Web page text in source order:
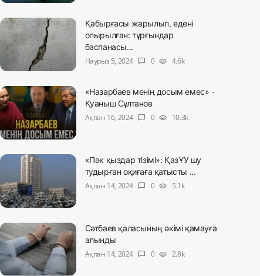
Қабырғасы жарылып, едені
опырылған: тұрғындар
баспанасы...
Наурыз 5, 2024
chat_bubble 0 visibility 4.6k
«Назарбаев менің досым емес» -
Қуаныш Сұлтанов
Ақпан 16, 2024
chat_bubble 0 visibility 10.3k
«Пәк қыздар тізімі»: ҚазҰУ шу
тудырған оқиғаға қатысты ...
Ақпан 14, 2024
chat_bubble 0 visibility 5.1k
Сәтбаев қаласының әкімі қамауға
алынды
Ақпан 14, 2024
chat_bubble 0 visibility 2.8k